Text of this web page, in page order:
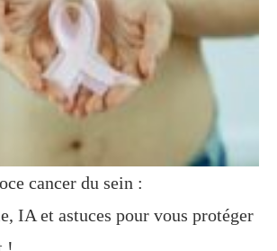
cancer du sein :
IA et astuces pour vous protéger